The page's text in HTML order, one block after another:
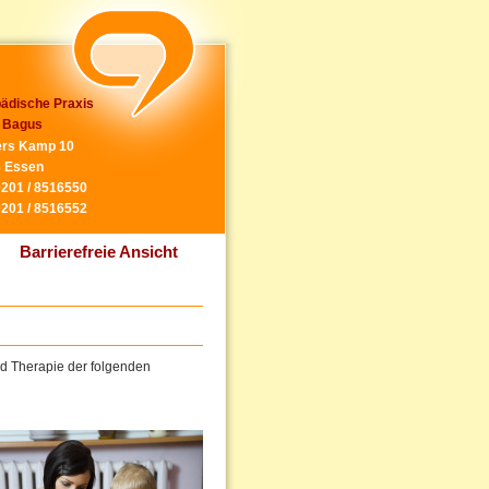
Praxis
Kamp 10
Essen
/ 8516550
/ 8516552
Barrierefreie Ansicht
Therapie der folgenden